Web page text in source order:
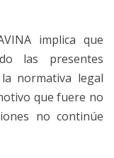
implica que
las presentes
normativa legal
que fuere no
no continúe